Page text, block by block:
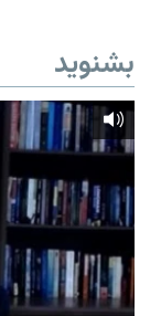
بشنوید